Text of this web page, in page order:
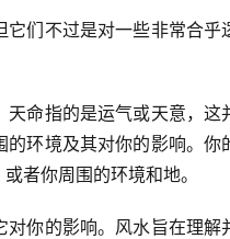
们不过是对一些非常合
命指的是运气或天意，
环境及其对你的影响。你
者你周围的环境和地。
你的影响。风水旨在理